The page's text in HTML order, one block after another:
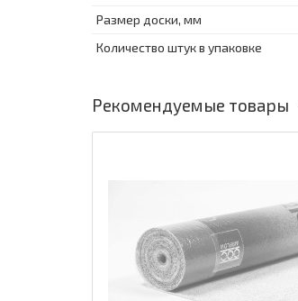
Размер доски, мм
Количество штук в упаковке
Рекомендуемые товары